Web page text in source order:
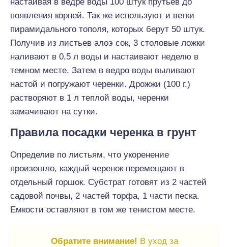
появления корней. Так же используют и ветки
пирамидального тополя, которых берут 50 штук.
Получив из листьев алоэ сок, 3 столовые ложки
наливают в 0,5 л воды и настаивают неделю в
темном месте. Затем в ведро воды выливают
настой и погружают черенки. Дрожжи (100 г.)
растворяют в 1 л теплой воды, черенки
замачивают на сутки.
Правила посадки черенка в грунт
Определив по листьям, что укоренение
произошло, каждый черенок перемещают в
отдельный горшок. Субстрат готовят из 2 частей
садовой почвы, 2 частей торфа, 1 части песка.
Емкости оставляют в том же тенистом месте.
Обратите внимание! В уход за